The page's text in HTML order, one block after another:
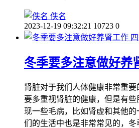
佚名
2023-12-19 09:32:21 10723 0
冬季要多注意做好养
肾脏对于我们人体健康非常重
要多重视肾脏的健康，但是有
现一些毛病，比如肾虚和其他
们的生活中也是非常常见的，